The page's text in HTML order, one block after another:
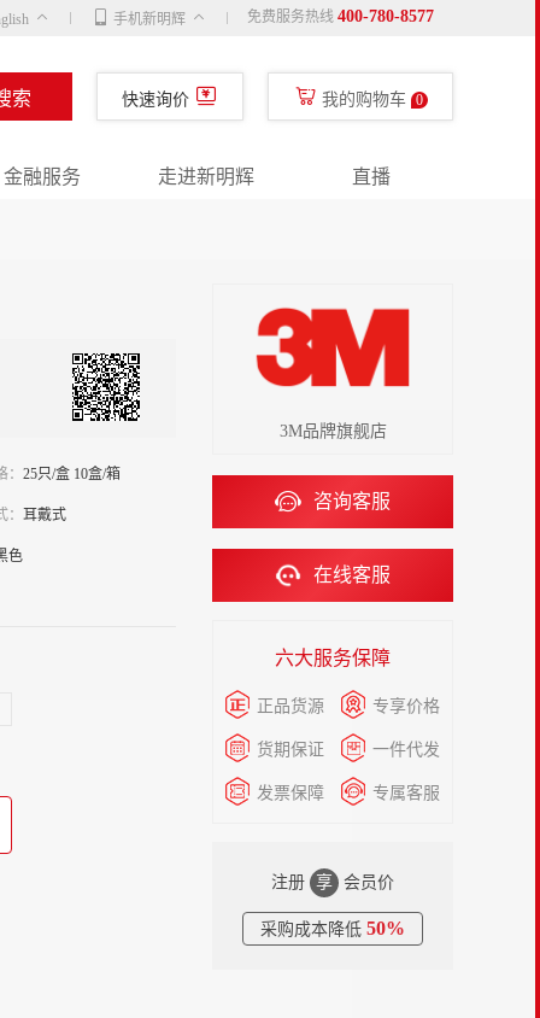
手机新明辉 免费服务热线 400-780-8577
索 快速询价 我的购物车 0
金融服务 走进新明辉 直播
：25只/盒 10盒/箱
：耳戴式
色
3M品牌旗舰店
咨询客服
在线客服
六大服务保障
正品货源 专享价格
货期保证 一件代发
发票保障 专属客服
注册 享 会员价
采购成本降低 50%